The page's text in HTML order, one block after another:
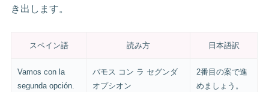
き出します。
スペイン語 読み方 日本語訳
Vamos con la
segunda opción.
バモス コン ラ セグンダ
オプシオン
2番目の案で進
めましょう。